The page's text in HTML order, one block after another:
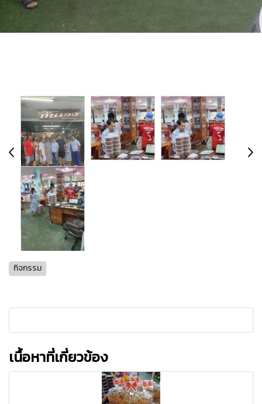
กิจกรรม
เนื้อหาที่เกี่ยวข้อง